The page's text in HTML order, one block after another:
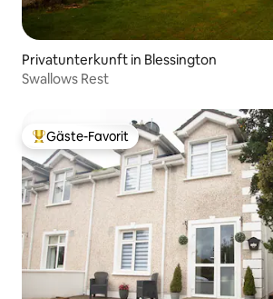
Privatunterkunft in Blessington
Swallows Rest
Beliebter Gäste-Favorit.
Gäste-Favorit